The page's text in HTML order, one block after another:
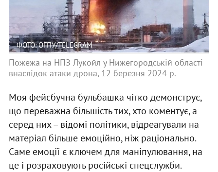
ФОТО: ОГПУ/TELEGRAM
Пожежа на НПЗ Лукойл у Нижегородській області
внаслідок атаки дрона, 12 березня 2024 р.
Моя фейсбучна бульбашка чітко демонструє,
що переважна більшість тих, хто коментує, а
серед них – відомі політики, відреагували на
матеріал більше емоційно, ніж раціонально.
Саме емоції є ключем для маніпулювання, на
це і розраховують російські спецслужби.